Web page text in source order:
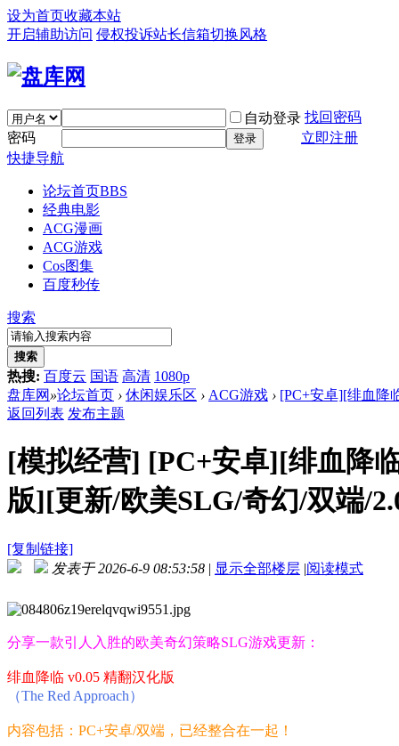
设为首页收藏本站
开启辅助访问 侵权投诉站长信箱切换风格
自动登录 找回密码
密码
登录
立即注册
快捷导航
论坛首页BBS
经典电影
ACG漫画
ACG游戏
Cos图集
百度秒传
搜索
搜索
热搜: 百度云 国语 高清 1080p
盘库网 »论坛首页 › 休闲娱乐区 › ACG游戏 › [PC+安卓][绯血降
返回列表 发布主题
[模拟经营] [PC+安卓][绯血降
版][更新/欧美SLG/奇幻/双端/
[复制链接]
发表于 2026-6-9 08:53:58 | 显示全部楼层 |阅读模式
分享一款引人入胜的欧美奇幻策略SLG游戏更新：
绯血降临 v0.05 精翻汉化版
（The Red Approach）
内容包括：PC+安卓/双端，已经整合在一起！